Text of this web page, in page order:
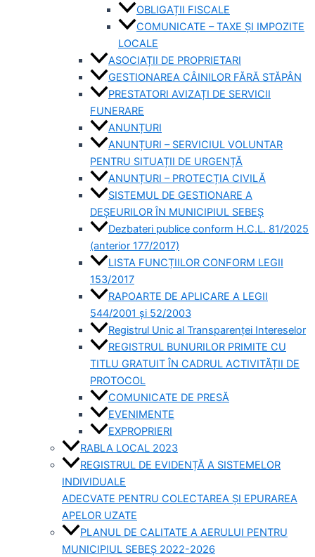
OBLIGAȚII FISCALE
COMUNICATE – TAXE ȘI IMPOZITE
LOCALE
ASOCIAȚII DE PROPRIETARI
GESTIONAREA CÂINILOR FĂRĂ STĂPÂN
PRESTATORI AVIZAȚI DE SERVICII
FUNERARE
ANUNȚURI
ANUNȚURI – SERVICIUL VOLUNTAR
PENTRU SITUAȚII DE URGENȚĂ
ANUNȚURI – PROTECȚIA CIVILĂ
SISTEMUL DE GESTIONARE A
DEȘEURILOR ÎN MUNICIPIUL SEBEȘ
Dezbateri publice conform H.C.L. 81/2025
(anterior 177/2017)
LISTA FUNCȚIILOR CONFORM LEGII
153/2017
RAPOARTE DE APLICARE A LEGII
544/2001 și 52/2003
Registrul Unic al Transparenței Intereselor
REGISTRUL BUNURILOR PRIMITE CU
TITLU GRATUIT ÎN CADRUL ACTIVITĂȚII DE
PROTOCOL
COMUNICATE DE PRESĂ
EVENIMENTE
EXPROPRIERI
RABLA LOCAL 2023
REGISTRUL DE EVIDENȚĂ A SISTEMELOR
INDIVIDUALE
ADECVATE PENTRU COLECTAREA ȘI EPURAREA
APELOR UZATE
PLANUL DE CALITATE A AERULUI PENTRU
MUNICIPIUL SEBEȘ 2022-2026